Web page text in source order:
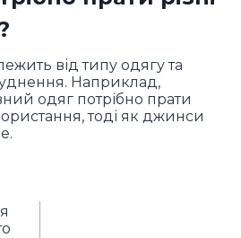
від типу одягу та
Наприклад,
одяг потрібно прати
тоді як джинси